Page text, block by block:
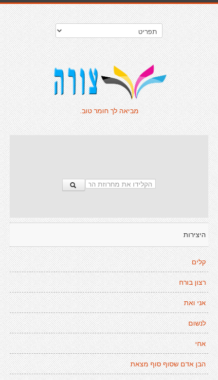
מביאה לך חומר טוב.
היצירות
קלים
רצון בורח
אני ואת
לנשום
אחי
הבן אדם שסוף סוף מצאת